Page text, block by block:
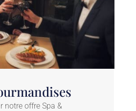
notre offre Spa &